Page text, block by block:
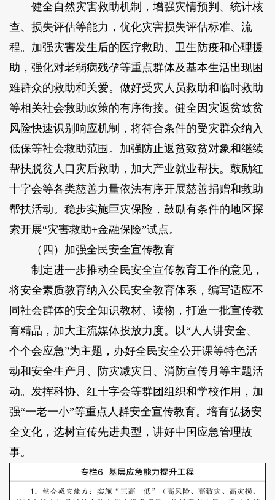
健全自然灾害救助机制，增强灾情预判、统计核
查、损失评估等能力，优化灾害损失评估标准、流
程。加强灾害发生后的医疗救助、卫生防疫和心理援
助，强化对老弱病残孕等重点群体及基本生活出现困
难群众的救助和关爱。做好受灾人员救助和临时救助
等相关社会救助政策的有序衔接。健全因灾返贫致贫
风险快速识别响应机制，将符合条件的受灾群众纳入
低保等社会救助范围。加强防止返贫致贫对象和继续
帮扶脱贫人口灾后救助，加大产业就业帮扶。鼓励红
十字会等各类慈善力量依法有序开展慈善捐赠和救助
帮扶活动。稳步实施巨灾保险，鼓励有条件的地区探
索开展“灾害救助+金融保险”试点。
（四）加强全民安全宣传教育
制定进一步推动全民安全宣传教育工作的意见，
将安全素质教育纳入公民安全教育体系，编写适应不
同社会群体的安全知识教材、读物，打造一批宣传教
育精品，加大主流媒体投放力度。以“人人讲安全、
个个会应急”为主题，办好全民安全公开课等特色活
动和安全生产月、防灾减灾日、消防宣传月等主题活
动。发挥科协、红十字会等群团组织和学校作用，加
强“一老一小”等重点人群安全宣传教育。培育弘扬安
全文化，选树宣传先进典型，讲好中国应急管理故
事。